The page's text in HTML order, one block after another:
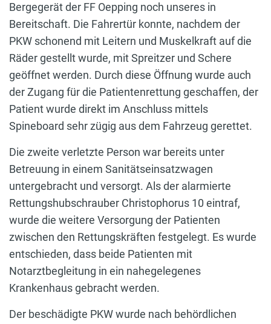
Bergegerät der FF Oepping noch unseres in
Bereitschaft. Die Fahrertür konnte, nachdem der
PKW schonend mit Leitern und Muskelkraft auf die
Räder gestellt wurde, mit Spreitzer und Schere
geöffnet werden. Durch diese Öffnung wurde auch
der Zugang für die Patientenrettung geschaffen, der
Patient wurde direkt im Anschluss mittels
Spineboard sehr zügig aus dem Fahrzeug gerettet.
Die zweite verletzte Person war bereits unter
Betreuung in einem Sanitätseinsatzwagen
untergebracht und versorgt. Als der alarmierte
Rettungshubschrauber Christophorus 10 eintraf,
wurde die weitere Versorgung der Patienten
zwischen den Rettungskräften festgelegt. Es wurde
entschieden, dass beide Patienten mit
Notarztbegleitung in ein nahegelegenes
Krankenhaus gebracht werden.
Der beschädigte PKW wurde nach behördlichen